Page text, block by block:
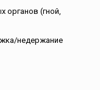
(гной,
недержание